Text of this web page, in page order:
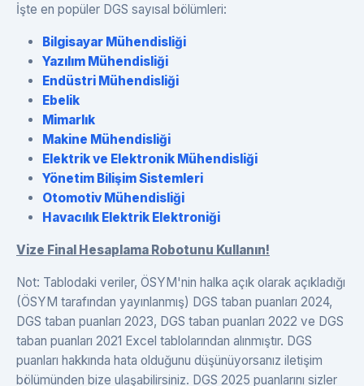
İşte en popüler DGS sayısal bölümleri:
Bilgisayar Mühendisliği
Yazılım Mühendisliği
Endüstri Mühendisliği
Ebelik
Mimarlık
Makine Mühendisliği
Elektrik ve Elektronik Mühendisliği
Yönetim Bilişim Sistemleri
Otomotiv Mühendisliği
Havacılık Elektrik Elektroniği
Vize Final Hesaplama Robotunu Kullanın!
Not: Tablodaki veriler, ÖSYM'nin halka açık olarak açıkladığı
(ÖSYM tarafından yayınlanmış) DGS taban puanları 2024,
DGS taban puanları 2023, DGS taban puanları 2022 ve DGS
taban puanları 2021 Excel tablolarından alınmıştır. DGS
puanları hakkında hata olduğunu düşünüyorsanız iletişim
bölümünden bize ulaşabilirsiniz. DGS 2025 puanlarını sizler